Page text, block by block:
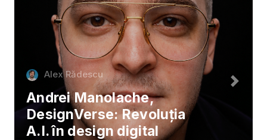
Alex Rădescu
Andrei Manolache,
DesignVerse: Revoluția
A.I. în design digital